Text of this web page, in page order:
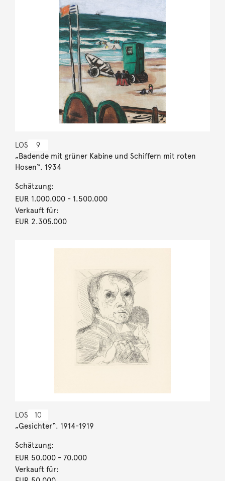
LOS 9
„Badende mit grüner Kabine und Schiffern mit roten
Hosen“. 1934
Schätzung:
EUR 1.000.000- 1.500.000
Verkauft für:
EUR 2.305.000
LOS 10
„Gesichter“. 1914-1919
Schätzung:
EUR 50.000- 70.000
Verkauft für: